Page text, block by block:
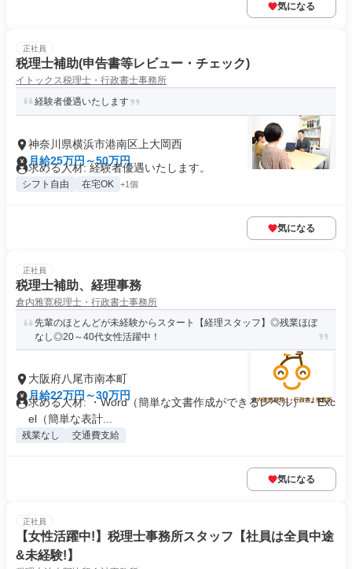
気になる
正社員
税理士補助(申告書等レビュー・チェック)
イトックス税理士・行政書士事務所
経験者優遇いたします
神奈川県横浜市港南区上大岡西
月給25万円～50万円
求める人材: ​経験者優遇いたします。
シフト自由 在宅OK +1個
気になる
正社員
税理士補助、経理事務
倉内雅寛税理士・行政書士事務所
先輩のほとんどが未経験からスタート【経理スタッフ】◎残業ほぼ
なし◎20～40代女性活躍中！
大阪府八尾市南本町
月給22万円～30万円
求める人材: ・Word（簡単な文書作成ができるレベル） ・Exc
el（簡単な表計...
残業なし 交通費支給
気になる
正社員
【女性活躍中!】税理士事務所スタッフ【社員は全員中途
&未経験!】